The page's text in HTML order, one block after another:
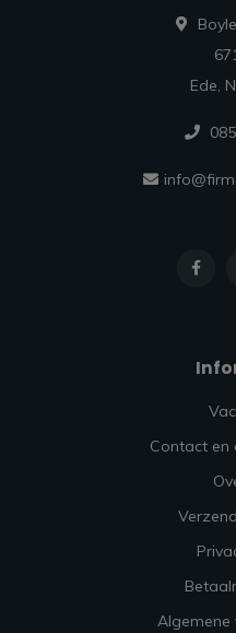
Ede,
Contact en